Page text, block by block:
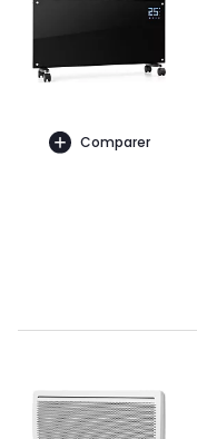
Comparer